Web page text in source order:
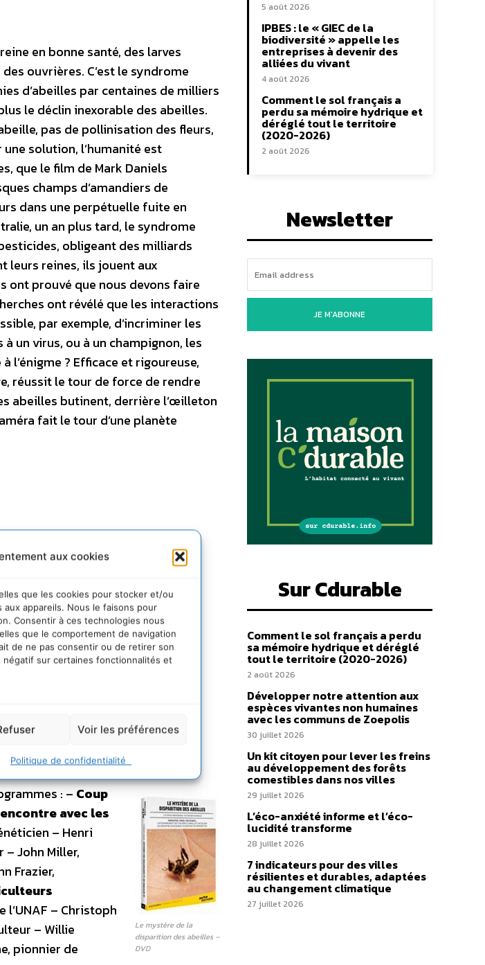
aux cookies
que les cookies pour stocker et/ou
appareils. Nous le faisons pour
Consentir à ces technologies nous
que le comportement de navigation
de ne pas consentir ou de retirer son
sur certaines fonctionnalités et
Voir les préférences
Politique de confidentialité
en bonne santé, des larves
ouvrières. C’est le syndrome
d’abeilles par centaines de milliers
le déclin inexorable des abeilles.
pas de pollinisation des fleurs,
solution, l’humanité est
que le film de Mark Daniels
champs d’amandiers de
dans une perpétuelle fuite en
un an plus tard, le syndrome
obligeant des milliards
leurs reines, ils jouent aux
ont prouvé que nous devons faire
ont révélé que les interactions
par exemple, d’incriminer les
un virus, ou à un champignon, les
? Efficace et rigoureuse,
réussit le tour de force de rendre
abeilles butinent, derrière l’œilleton
fait le tour d’une planète
Le mystère de la
disparition des abeilles –
DVD
: – Coup
avec les
– Henri
John Miller,
Frazier,
l’UNAF – Christoph
– Willie
pionnier de
5 août 2026
IPBES : le « GIEC de la
biodiversité » appelle les
entreprises à devenir des
alliées du vivant
4 août 2026
Comment le sol français a
perdu sa mémoire hydrique et
déréglé tout le territoire
(2020-2026)
2 août 2026
Newsletter
JE M'ABONNE
Sur Cdurable
Comment le sol français a perdu
sa mémoire hydrique et déréglé
tout le territoire (2020-2026)
2 août 2026
Développer notre attention aux
espèces vivantes non humaines
avec les communs de Zoepolis
30 juillet 2026
Un kit citoyen pour lever les freins
au développement des forêts
comestibles dans nos villes
29 juillet 2026
L’éco-anxiété informe et l’éco-
lucidité transforme
28 juillet 2026
7 indicateurs pour des villes
résilientes et durables, adaptées
au changement climatique
27 juillet 2026